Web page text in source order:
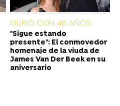
MURIÓ CON 48 AÑOS
"Sigue estando
presente": El conmovedor
homenaje de la viuda de
James Van Der Beek en su
aniversario